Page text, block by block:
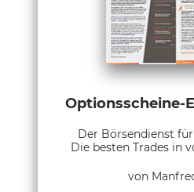
Optionsscheine-
Der Börsendienst
Die besten Trades in
von